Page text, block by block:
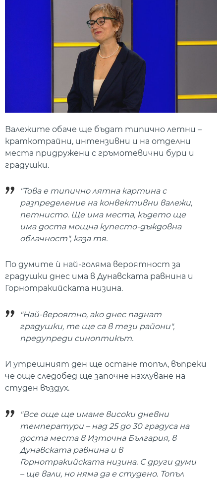
Валежите обаче ще бъдат типично летни –
краткотрайни, интензивни и на отделни
места придружени с гръмотевични бури и
градушки.
"Това е типично лятна картина с
разпределение на конвективни валежи,
петнисто. Ще има места, където ще
има доста мощна купесто-дъждовна
облачност", каза тя.
По думите ѝ най-голяма вероятност за
градушки днес има в Дунавската равнина и
Горнотракийската низина.
"Най-вероятно, ако днес паднат
градушки, те ще са в тези райони",
предупреди синоптикът.
И утрешният ден ще остане топъл, въпреки
че още следобед ще започне нахлуване на
студен въздух.
"Все още ще имаме високи дневни
температури – над 25 до 30 градуса на
доста места в Източна България, в
Дунавската равнина и в
Горнотракийската низина. С други думи
– ще вали, но няма да е студено. Топъл